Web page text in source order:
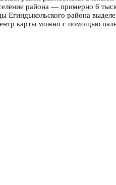
района — примерно 6
Егиндыкольского района
карты можно с помощью